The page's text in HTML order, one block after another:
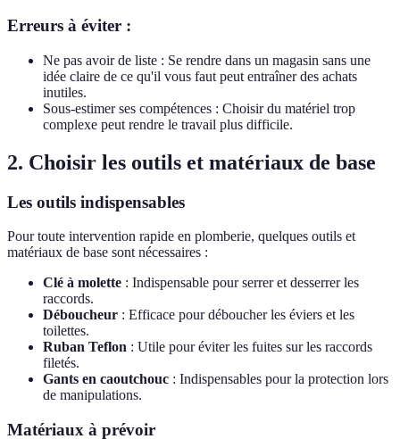
Erreurs à éviter :
Ne pas avoir de liste : Se rendre dans un magasin sans une
idée claire de ce qu'il vous faut peut entraîner des achats
inutiles.
Sous-estimer ses compétences : Choisir du matériel trop
complexe peut rendre le travail plus difficile.
2. Choisir les outils et matériaux de base
Les outils indispensables
Pour toute intervention rapide en plomberie, quelques outils et
matériaux de base sont nécessaires :
Clé à molette : Indispensable pour serrer et desserrer les
raccords.
Déboucheur : Efficace pour déboucher les éviers et les
toilettes.
Ruban Teflon : Utile pour éviter les fuites sur les raccords
filetés.
Gants en caoutchouc : Indispensables pour la protection lors
de manipulations.
Matériaux à prévoir